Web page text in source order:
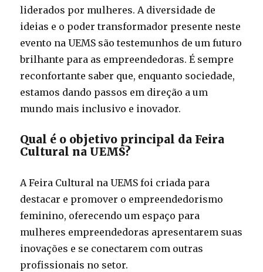
liderados por mulheres. A diversidade de
ideias e o poder transformador presente neste
evento na UEMS são testemunhos de um futuro
brilhante para as empreendedoras. É sempre
reconfortante saber que, enquanto sociedade,
estamos dando passos em direção a um
mundo mais inclusivo e inovador.
Qual é o objetivo principal da Feira
Cultural na UEMS?
A Feira Cultural na UEMS foi criada para
destacar e promover o empreendedorismo
feminino, oferecendo um espaço para
mulheres empreendedoras apresentarem suas
inovações e se conectarem com outras
profissionais no setor.